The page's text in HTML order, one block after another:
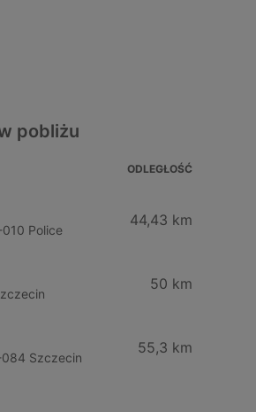
pobliżu
ODLEGŁOŚĆ
Police
44,43 km
50 km
084 Szczecin
55,3 km